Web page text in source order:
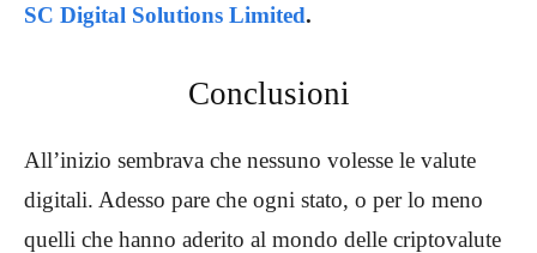
SC Digital Solutions Limited.
Conclusioni
All’inizio sembrava che nessuno volesse le valute
digitali. Adesso pare che ogni stato, o per lo meno
quelli che hanno aderito al mondo delle criptovalute